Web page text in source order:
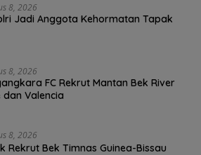
8, 2026
Jadi Anggota Kehormatan Tapak
8, 2026
FC Rekrut Mantan Bek River
dan Valencia
8, 2026
Rekrut Bek Timnas Guinea-Bissau